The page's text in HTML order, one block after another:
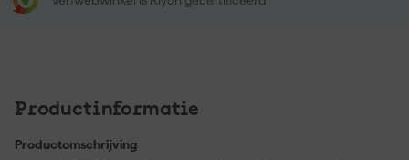
Productinformatie
Productomschrijving